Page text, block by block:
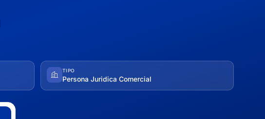
TIPO
Persona Juridica Comercial